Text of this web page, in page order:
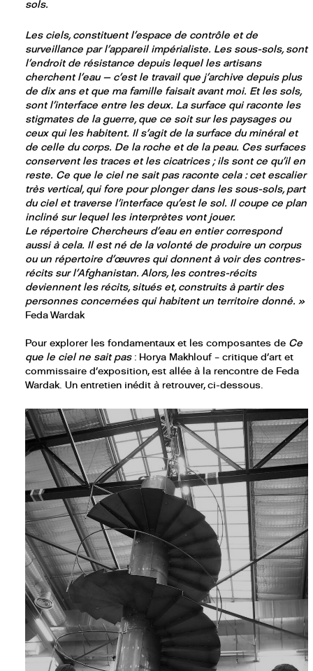
sols.
Les ciels, constituent l’espace de contrôle et de
surveillance par l’appareil impérialiste. Les sous-sols, sont
l’endroit de résistance depuis lequel les artisans
cherchent l’eau — c’est le travail que j’archive depuis plus
de dix ans et que ma famille faisait avant moi. Et les sols,
sont l’interface entre les deux. La surface qui raconte les
stigmates de la guerre, que ce soit sur les paysages ou
ceux qui les habitent. Il s’agit de la surface du minéral et
de celle du corps. De la roche et de la peau. Ces surfaces
conservent les traces et les cicatrices ; ils sont ce qu’il en
reste. Ce que le ciel ne sait pas raconte cela : cet escalier
très vertical, qui fore pour plonger dans les sous-sols, part
du ciel et traverse l’interface qu’est le sol. Il coupe ce plan
incliné sur lequel les interprètes vont jouer.
Le répertoire Chercheurs d’eau en entier correspond
aussi à cela. Il est né de la volonté de produire un corpus
ou un répertoire d’œuvres qui donnent à voir des contres-
récits sur l’Afghanistan. Alors, les contres-récits
deviennent les récits, situés et, construits à partir des
personnes concernées qui habitent un territoire donné. »
Feda Wardak
Pour explorer les fondamentaux et les composantes de Ce
que le ciel ne sait pas: Horya Makhlouf – critique d’art et
commissaire d’exposition, est allée à la rencontre de Feda
Wardak. Un entretien inédit à retrouver, ci-dessous.